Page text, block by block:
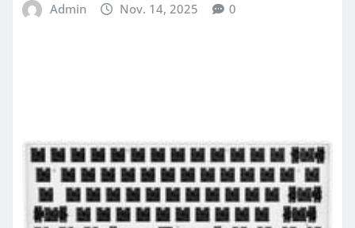
Admin Nov. 14, 2025 0